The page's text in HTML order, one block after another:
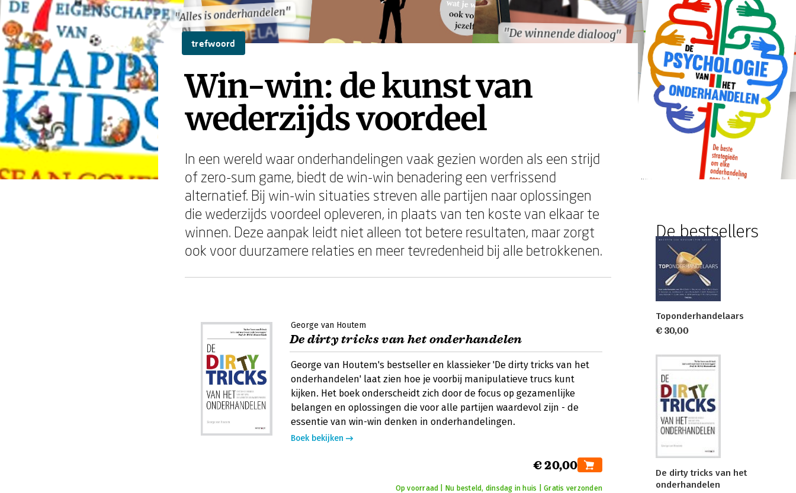
"Alles is onderhandelen"
"De winnende dialoog"
"Alles is onderhandelen"
"De winnende dialoog"
trefwoord
Win-win: de kunst van
wederzijds voordeel
In een wereld waar onderhandelingen vaak gezien worden als een strijd
of zero-sum game, biedt de win-win benadering een verfrissend
alternatief. Bij win-win situaties streven alle partijen naar oplossingen
die wederzijds voordeel opleveren, in plaats van ten koste van elkaar te
winnen. Deze aanpak leidt niet alleen tot betere resultaten, maar zorgt
ook voor duurzamere relaties en meer tevredenheid bij alle betrokkenen.
George van Houtem
De dirty tricks van het onderhandelen
George van Houtem's bestseller en klassieker 'De dirty tricks van het
onderhandelen' laat zien hoe je voorbij manipulatieve trucs kunt
kijken. Het boek onderscheidt zich door de focus op gezamenlijke
belangen en oplossingen die voor alle partijen waardevol zijn - de
essentie van win-win denken in onderhandelingen.
Boek bekijken
€ 20,00
Op voorraad | Nu besteld, dinsdag in huis | Gratis verzonden
De bestsellers
Toponderhandelaars
€ 30,00
De dirty tricks van het
onderhandelen